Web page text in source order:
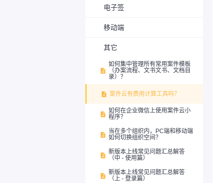
电子签
移动端
其它

如何集中管理所有常用案件模板
（办案流程、文书文书、文档目
录）？
 案件云有费用计算工具吗？
 如何在企业微信上使用案件云小
程序？
 当在多个组织内，PC端和移动端
如何切换组织空间？
 新版本上线常见问题汇总解答
（中 - 使用篇）
 新版本上线常见问题汇总解答
（上 - 登录篇）